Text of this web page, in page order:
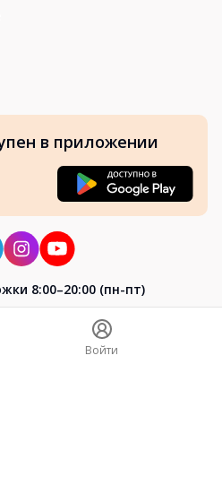
в приложении
8:00–20:00 (пн-пт)
Войти